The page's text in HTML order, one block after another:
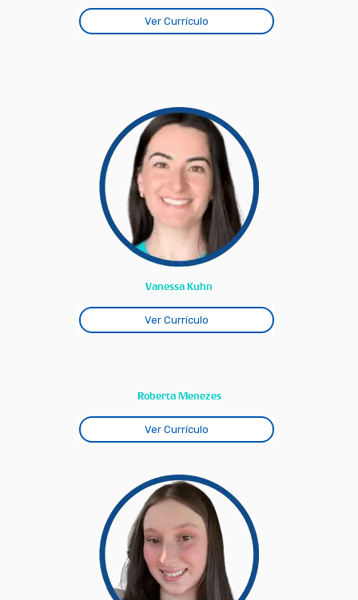
Ver Currículo
Vanessa Kuhn
Ver Currículo
Roberta Menezes
Ver Currículo